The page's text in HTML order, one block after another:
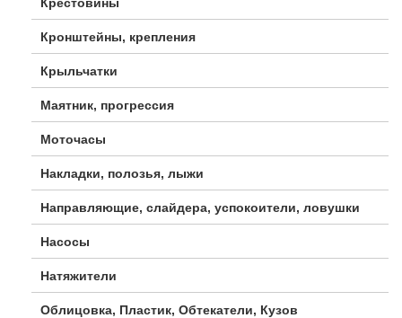
Кронштейны, крепления
Крыльчатки
Маятник, прогрессия
Моточасы
Накладки, полозья, лыжи
Направляющие, слайдера, успокоители, ловушки
Насосы
Натяжители
Облицовка, Пластик, Обтекатели, Кузов